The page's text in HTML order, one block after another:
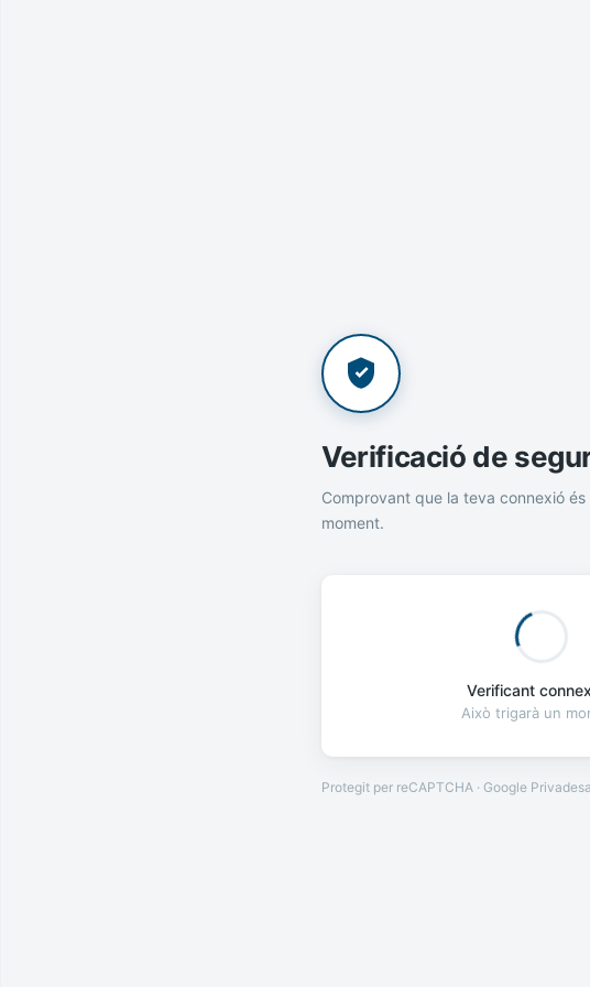
Verificació de
Comprovant que la teva connexió és
moment.
Verificant
Això trigarà un
Protegit per reCAPTCHA · Google Privadesa